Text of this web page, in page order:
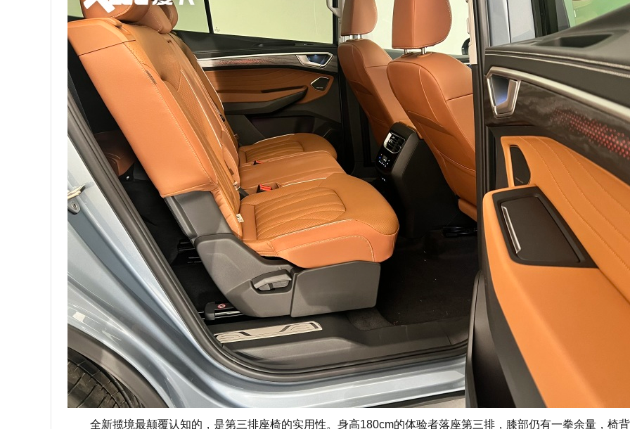
全新揽境最颠覆认知的，是第三排座椅的实用性。身高180cm的体验者落座第三排，膝部仍有一拳余量，椅